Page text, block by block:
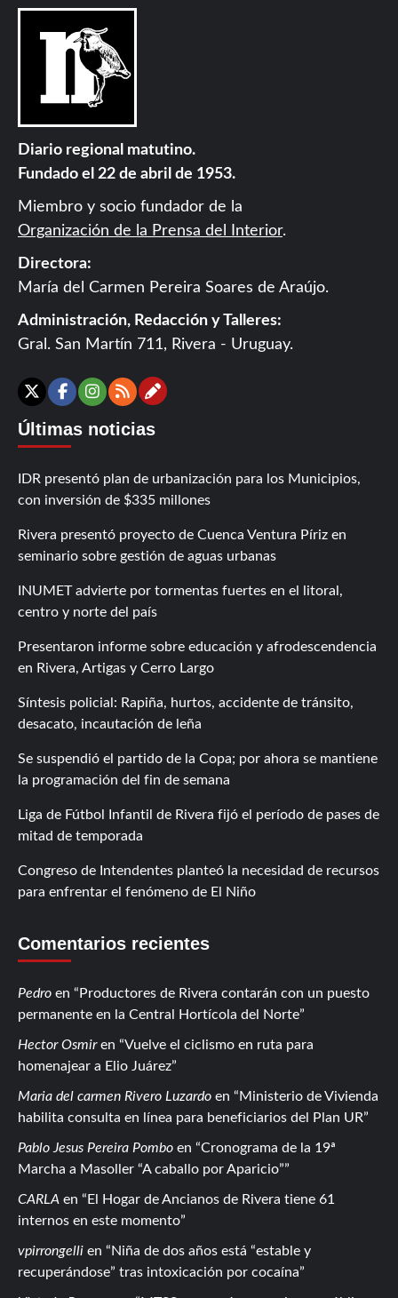
Diario regional matutino.
Fundado el 22 de abril de 1953.
Miembro y socio fundador de la
Organización de la Prensa del Interior.
Directora:
María del Carmen Pereira Soares de Araújo.
Administración, Redacción y Talleres:
Gral. San Martín 711, Rivera - Uruguay.
X Facebook
Instagram
RSSContáctanos
Últimas noticias
IDR presentó plan de urbanización para los Municipios,
con inversión de $335 millones
Rivera presentó proyecto de Cuenca Ventura Píriz en
seminario sobre gestión de aguas urbanas
INUMET advierte por tormentas fuertes en el litoral,
centro y norte del país
Presentaron informe sobre educación y afrodescendencia
en Rivera, Artigas y Cerro Largo
Síntesis policial: Rapiña, hurtos, accidente de tránsito,
desacato, incautación de leña
Se suspendió el partido de la Copa; por ahora se mantiene
la programación del fin de semana
Liga de Fútbol Infantil de Rivera fijó el período de pases de
mitad de temporada
Congreso de Intendentes planteó la necesidad de recursos
para enfrentar el fenómeno de El Niño
Comentarios recientes
Pedro en
Productores de Rivera contarán con un puesto
permanente en la Central Hortícola del Norte
Hector Osmiren
Vuelve el ciclismo en ruta para
homenajear a Elio Juárez
Maria del carmen Rivero Luzardo en
Ministerio de Vivienda
habilita consulta en línea para beneficiarios del Plan UR
Pablo Jesus Pereira Pombo en
Cronograma de la 19ª
Marcha a Masoller “A caballo por Aparicio”
CARLA en
El Hogar de Ancianos de Rivera tiene 61
internos en este momento
vpirrongelli en
Niña de dos años está “estable y
recuperándose” tras intoxicación por cocaína